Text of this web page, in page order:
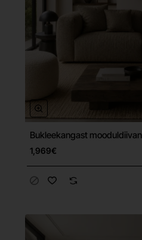
Bukleekangast
1,969€